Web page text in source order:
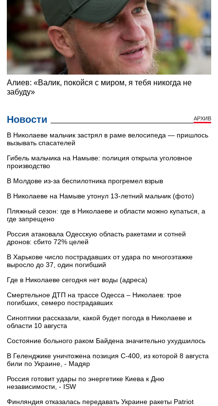
Новости АРХИВ
В Николаеве мальчик застрял в раме велосипеда — пришлось
вызывать спасателей
Гибель мальчика на Намыве: полиция открыла уголовное
производство
В Молдове из-за беспилотника прогремел взрыв
В Николаеве на Намыве утонул 13-летний мальчик (фото)
Пляжный сезон: где в Николаеве и области можно купаться, а
где запрещено
Россия атаковала Одесскую область ракетами и сотней
дронов: сбито 72% целей
В Харькове число пострадавших от удара по многоэтажке
выросло до 37, один погибший
Где в Николаеве сегодня нет воды (адреса)
Смертельное ДТП на трассе Одесса – Николаев: трое
погибших, семеро пострадавших
Синоптики рассказали, какой будет погода в Николаеве и
области 10 августа
Состояние больного раком Байдена значительно ухудшилось
В Геленджике уничтожена позиция С-400, из которой 8 августа
били по Украине, - Мадяр
Россия готовит удары по энергетике Киева к Дню
независимости, - ISW
Финляндия отказалась передавать Украине ракеты Patriot